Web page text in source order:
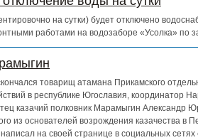
на сутки) будет отключено
работами на водозаборе «Усолка» по
товарищ атамана Прикамского
в республике Югославия, координатор
казачий полковник Марамыгин Александр
из основателей возрождения казачества в
на своей странице в социальных